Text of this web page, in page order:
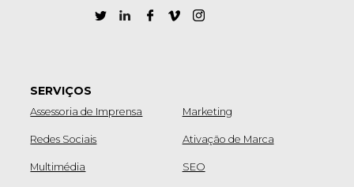
SERVIÇOS
Assessoria de Imprensa
Redes Sociais
Multimédia
Marketing
Ativação de Marca
SEO